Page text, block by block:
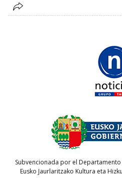
Subvencionada por el
Eusko Jaurlaritzako Kultura eta